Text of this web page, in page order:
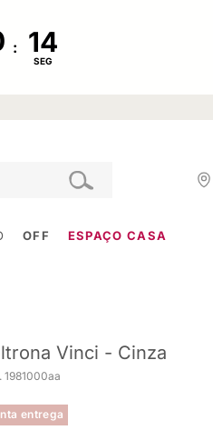
:
SEG
OFF ESPAÇO CASA
Vinci - Cinza
1981000aa
entrega